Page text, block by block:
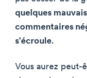
quelques
commentaires
s'écroule.
Vous aurez peut-